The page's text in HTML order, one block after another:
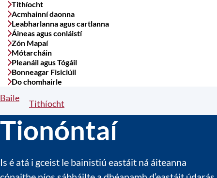
Tithíocht
Acmhainní daonna
Leabharlanna agus cartlanna
Áineas agus conláistí
Zón Mapaí
Mótarcháin
Pleanáil agus Tógáil
Bonneagar Fisiciúil
Do chomhairle
Breadcrumbs
Baile
Tithíocht
Tionóntaí
Is é atá i gceist le bainistiú eastáit ná áiteanna